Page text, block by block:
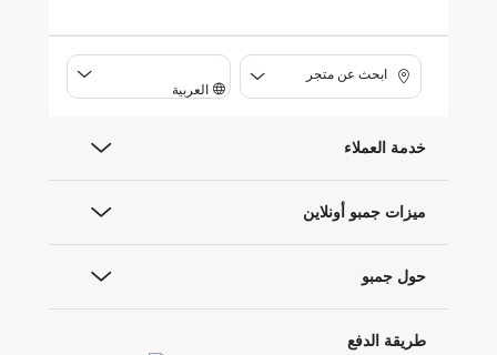
ابحث عن متجر
العربية
خدمة العملاء
ميزات جمبو أونلاين
حول جمبو
طريقة الدفع